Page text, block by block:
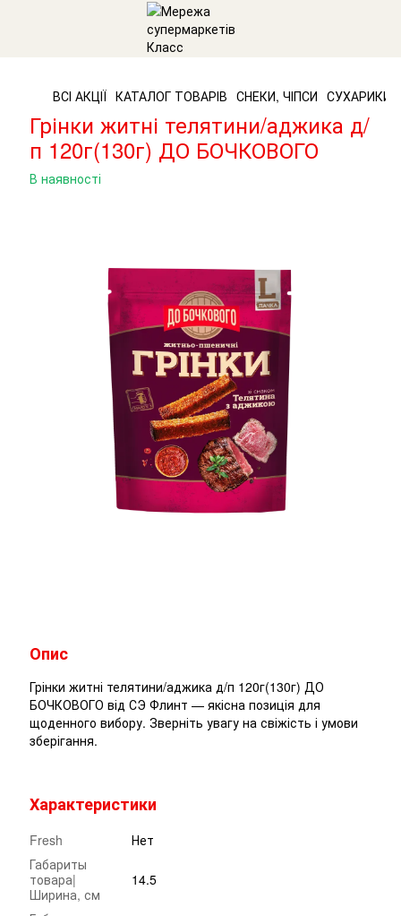
ВСІ АКЦІЇ КАТАЛОГ ТОВАРІВ СНЕКИ, ЧІПСИ СУХАРИКИ
Грінки житні телятини/аджика д/
п 120г(130г) ДО БОЧКОВОГО
В наявності
Опис
Грінки житні телятини/аджика д/п 120г(130г) ДО
БОЧКОВОГО від СЭ Флинт — якісна позиція для
щоденного вибору. Зверніть увагу на свіжість і умови
зберігання.
Характеристики
Fresh
Нет
Габариты
товара|
Ширина, см
14.5